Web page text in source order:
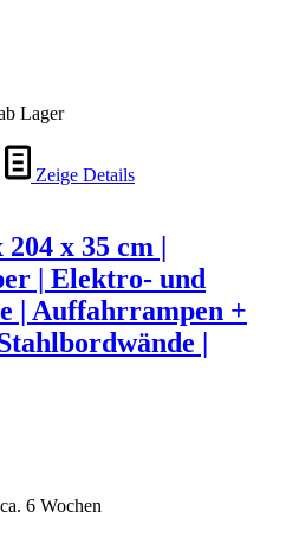
Lager
Zeige Details
x 35 cm |
| Elektro- und
| Auffahrrampen +
|
6 Wochen